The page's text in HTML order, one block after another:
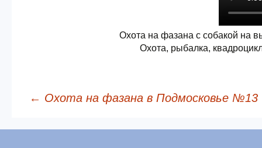
Охота на фазана с собакой на
Охота, рыбалка,
← Охота на фазана в Подмосковье №13